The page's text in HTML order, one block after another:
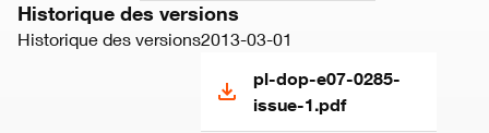
Historique des versions
Historique des versions2013-03-01
pl-dop-e07-0285-
issue-1.pdf